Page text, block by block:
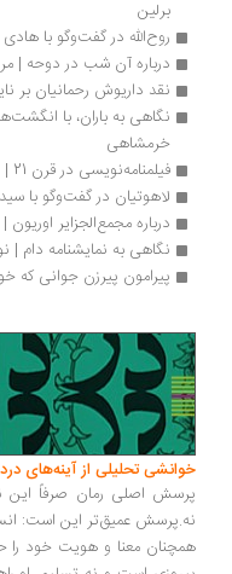
روح‌الله در گفت‌وگو با هادی
درباره آن شب در دوحه | مریم
نقد داریوش رحمانیان بر نایب
خرمشاهی
فیلمنامه‌نویسی در قرن 21 | احسان آجورلو
لاهوتیان در گفت‌وگو با
درباره مجمع‌الجزایر اوریون |
نگاهی به نمایشنامه دام | نوا
پیرامون پیرزن جوانی که خواهر
تحلیلی از آینه‌های دردار |
اصلی رمان صرفاً این نیست
عمیق‌تر این است: انسان
معنا و هویت خود را حفظ